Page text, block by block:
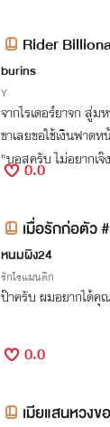
Rider
burins
Y
จากไรเดอร์ยาจก สู่ม
ขาเลยขอใช้เงินฟาด
"บอสครับ ไม่อยากเ
0.0
เมื่อรักก่อตัว
หนมผิง24
รักโรแมนติก
ป๊าครับ ผมอยากได้
0.0
เมียแสนหวงข